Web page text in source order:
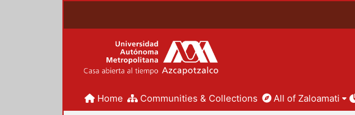
Home Communities & Collections All of Zaloamati